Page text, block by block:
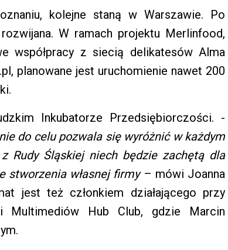
kolejne staną w Warszawie. Po
W ramach projektu Merlinfood,
współpracy z siecią delikatesów Alma
planowane jest uruchomienie nawet 200
Inkubatorze Przedsiębiorczości. -
do celu pozwala się wyróżnić w każdym
Rudy Śląskiej niech będzie zachętą dla
stworzenia własnej firmy– mówi Joanna
jest też członkiem działającego przy
Multimediów Hub Club, gdzie Marcin